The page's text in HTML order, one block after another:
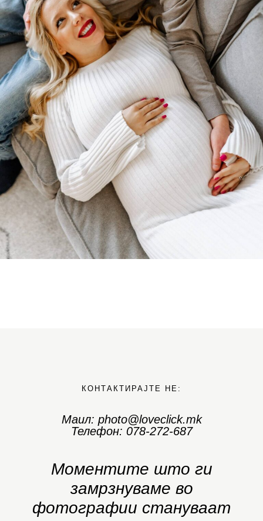
КОНТАКТИРАЈТЕ НЕ:
Маил: photo@loveclick.mk
Телефон: 078-272-687
Моментите што ги
замрзнуваме во
фотографии стануваат